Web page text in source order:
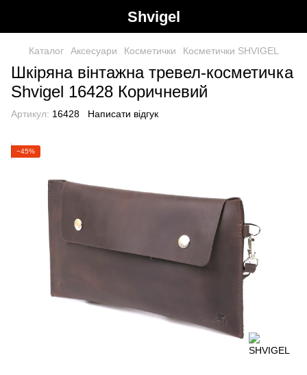
Shvigel
Каталог Аксесуари Косметички Косметички SHVIGEL
Шкіряна вінтажна тревел-косметичка
Shvigel 16428 Коричневий
Артикул: 16428 Написати відгук
−45%